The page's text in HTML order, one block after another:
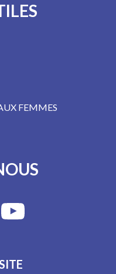
FEMMES